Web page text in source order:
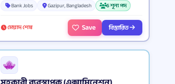
Bank Jobs Gazipur, Bangladesh 6 শূন্য পদ
মেয়াদ শেষ Save বিস্তারিত